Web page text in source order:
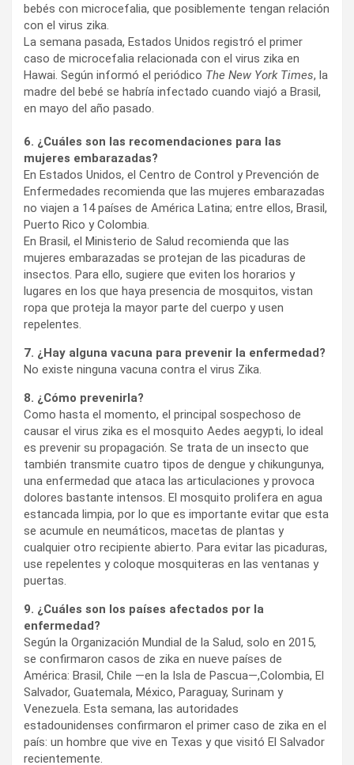
bebés con microcefalia, que posiblemente tengan relación
con el virus zika.
La semana pasada, Estados Unidos registró el primer
caso de microcefalia relacionada con el virus zika en
Hawai. Según informó el periódico The New York Times, la
madre del bebé se habría infectado cuando viajó a Brasil,
en mayo del año pasado.
6. ¿Cuáles son las recomendaciones para las
mujeres embarazadas?
En Estados Unidos, el Centro de Control y Prevención de
Enfermedades recomienda que las mujeres embarazadas
no viajen a 14 países de América Latina; entre ellos, Brasil,
Puerto Rico y Colombia.
En Brasil, el Ministerio de Salud recomienda que las
mujeres embarazadas se protejan de las picaduras de
insectos. Para ello, sugiere que eviten los horarios y
lugares en los que haya presencia de mosquitos, vistan
ropa que proteja la mayor parte del cuerpo y usen
repelentes.
7. ¿Hay alguna vacuna para prevenir la enfermedad?
No existe ninguna vacuna contra el virus Zika.
8. ¿Cómo prevenirla?
Como hasta el momento, el principal sospechoso de
causar el virus zika es el mosquito Aedes aegypti, lo ideal
es prevenir su propagación. Se trata de un insecto que
también transmite cuatro tipos de dengue y chikungunya,
una enfermedad que ataca las articulaciones y provoca
dolores bastante intensos. El mosquito prolifera en agua
estancada limpia, por lo que es importante evitar que esta
se acumule en neumáticos, macetas de plantas y
cualquier otro recipiente abierto. Para evitar las picaduras,
use repelentes y coloque mosquiteras en las ventanas y
puertas.
9. ¿Cuáles son los países afectados por la
enfermedad?
Según la Organización Mundial de la Salud, solo en 2015,
se confirmaron casos de zika en nueve países de
América: Brasil, Chile —en la Isla de Pascua—,Colombia, El
Salvador, Guatemala, México, Paraguay, Surinam y
Venezuela. Esta semana, las autoridades
estadounidenses confirmaron el primer caso de zika en el
país: un hombre que vive en Texas y que visitó El Salvador
recientemente.